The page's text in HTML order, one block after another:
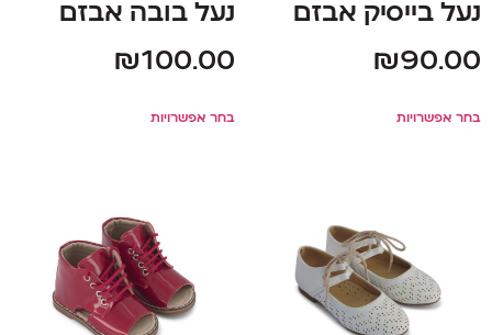
נעל בייסיק אבזם
₪90.00
בחר אפשרויות
נעל בובה אבזם
₪100.00
בחר אפשרויות